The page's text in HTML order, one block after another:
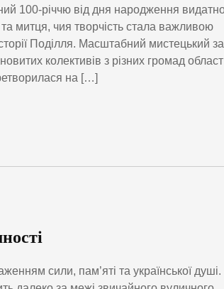
100-річчю від дня народження
митця, чия творчість стала важливою
Поділля. Масштабний мистецький
колективів з різних громад
на […]
сили, пам’яті та української